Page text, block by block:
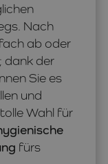
Nach
ab oder
; dank der
Sie es
und
Wahl für
fürs